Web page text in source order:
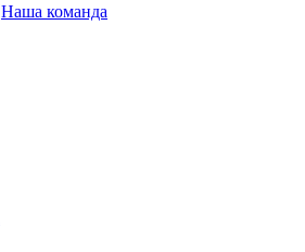
Наша команда